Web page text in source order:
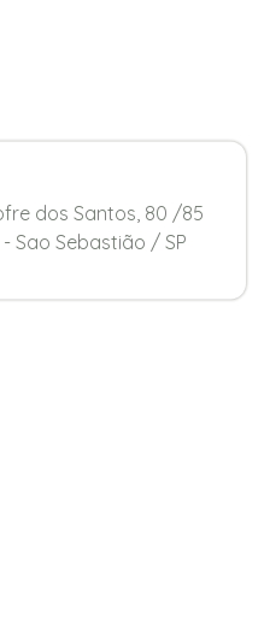
dos Santos, 80 /85
Sao Sebastião / SP